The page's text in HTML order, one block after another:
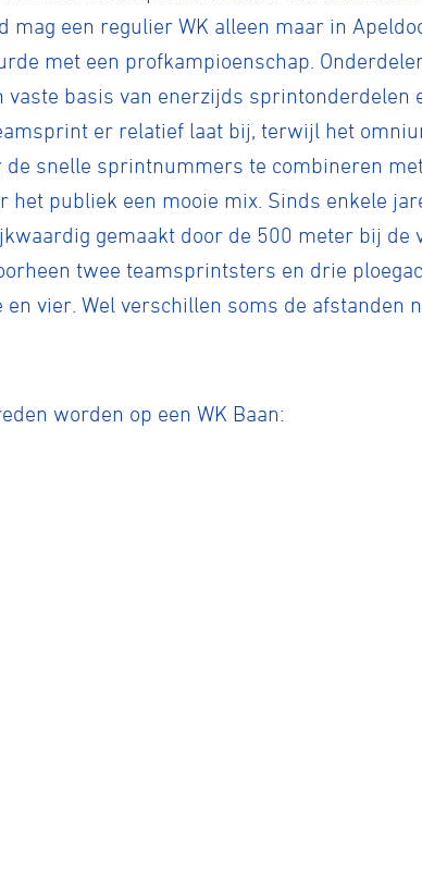
mag een regulier WK alleen maar in
met een profkampioenschap.
vaste basis van enerzijds sprintonderdelen
er relatief laat bij, terwijl het
snelle sprintnummers te combineren
publiek een mooie mix. Sinds enkele
gemaakt door de 500 meter bij de
twee teamsprintsters en drie
vier. Wel verschillen soms de afstanden
worden op een WK Baan: